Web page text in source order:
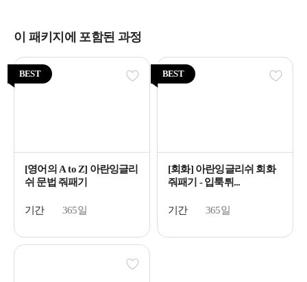
이 패키지에 포함된 과정
BEST
[영어의 A to Z] 아란잉글리
쉬 문법 줘패기
기간 365일
BEST
[회화] 아란잉글리쉬 회화
줘패기 - 입툭튀...
기간 365일